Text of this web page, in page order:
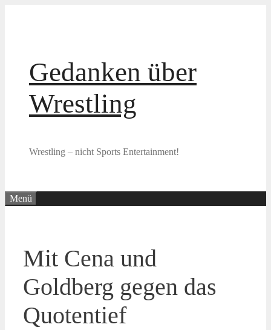
Gedanken über
Wrestling
Wrestling – nicht Sports Entertainment!
Menü
Mit Cena und
Goldberg gegen das
Quotentief